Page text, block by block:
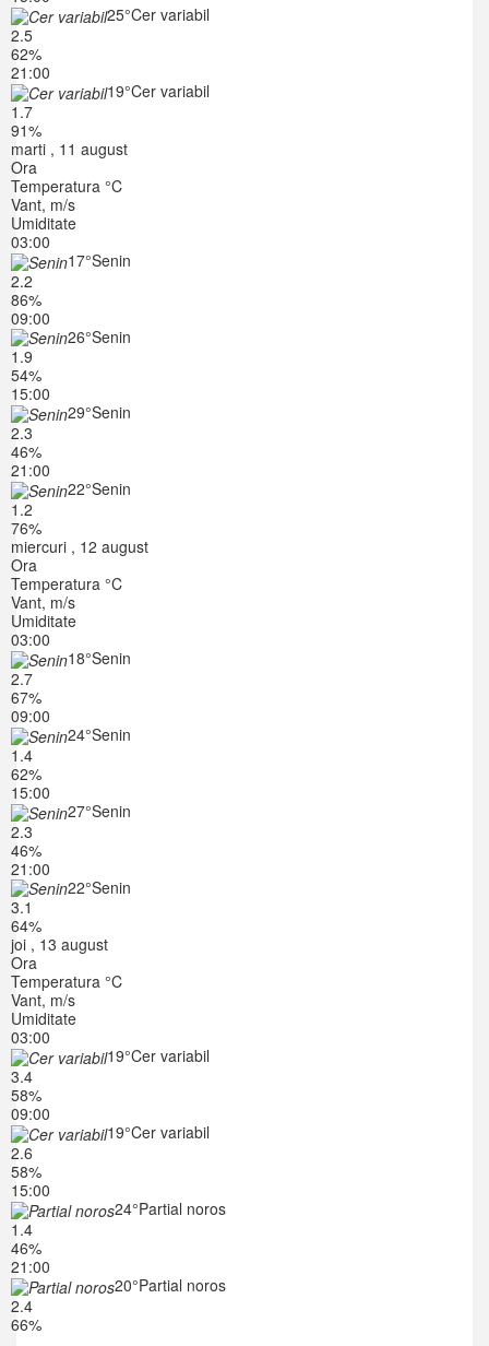
25°Cer variabil
2.5
62%
21:00
19°Cer variabil
1.7
91%
marti , 11 august
Ora
Temperatura °C
Vant, m/s
Umiditate
03:00
17°Senin
2.2
86%
09:00
26°Senin
1.9
54%
15:00
29°Senin
2.3
46%
21:00
22°Senin
1.2
76%
miercuri , 12 august
Ora
Temperatura °C
Vant, m/s
Umiditate
03:00
18°Senin
2.7
67%
09:00
24°Senin
1.4
62%
15:00
27°Senin
2.3
46%
21:00
22°Senin
3.1
64%
joi , 13 august
Ora
Temperatura °C
Vant, m/s
Umiditate
03:00
19°Cer variabil
3.4
58%
09:00
19°Cer variabil
2.6
58%
15:00
24°Partial noros
1.4
46%
21:00
20°Partial noros
2.4
66%